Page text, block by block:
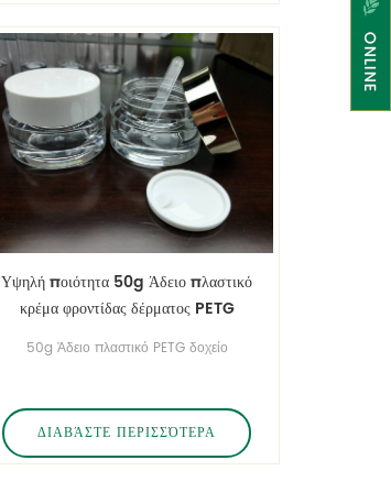
Υψηλή ποιότητα 50g Άδειο πλαστικό
κρέμα φροντίδας δέρματος PETG
δοχείο
50g Άδειο πλαστικό PETG δοχείο
ΔΙΑΒΆΣΤΕ ΠΕΡΙΣΣΌΤΕΡΑ